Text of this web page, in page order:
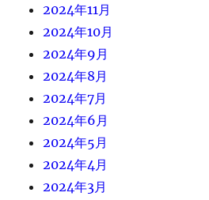
2024年11月
2024年10月
2024年9月
2024年8月
2024年7月
2024年6月
2024年5月
2024年4月
2024年3月